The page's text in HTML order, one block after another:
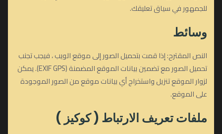
للجمهور في سياق تعليقك.
وسائط
النص المقترح: إذا قمت بتحميل الصور إلى موقع الويب ، فيجب تجنب
تحميل الصور مع تضمين بيانات الموقع المضمنة (EXIF GPS). يمكن
لزوار الموقع تنزيل واستخراج أي بيانات موقع من الصور الموجودة
على الموقع.
ملفات تعريف الارتباط ( كوكيز )